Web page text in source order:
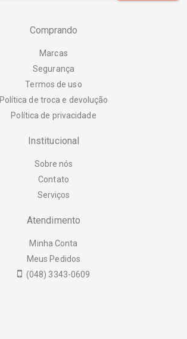
Comprando
Marcas
Segurança
Termos de uso
Política de troca e devolução
Política de privacidade
Institucional
Sobre nós
Contato
Serviços
Atendimento
Minha Conta
Meus Pedidos
(048) 3343-0609